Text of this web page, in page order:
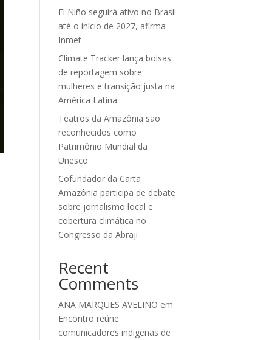
El Niño seguirá ativo no Brasil
até o início de 2027, afirma
Inmet
Climate Tracker lança bolsas
de reportagem sobre
mulheres e transição justa na
América Latina
Teatros da Amazônia são
reconhecidos como
Patrimônio Mundial da
Unesco
Cofundador da Carta
Amazônia participa de debate
sobre jornalismo local e
cobertura climática no
Congresso da Abraji
Recent
Comments
ANA MARQUES AVELINO em
Encontro reúne
comunicadores indigenas de